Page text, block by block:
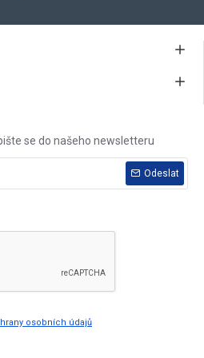
tel. čísle 603 79 79 79
se do našeho newsletteru
Odeslat
osobních údajů